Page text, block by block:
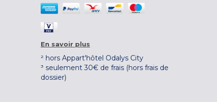
En savoir plus
² hors Appart'hôtel Odalys City
³ seulement 30€ de frais (hors frais de
dossier)